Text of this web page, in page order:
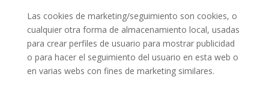
Las cookies de marketing/seguimiento son cookies, o
cualquier otra forma de almacenamiento local, usadas
para crear perfiles de usuario para mostrar publicidad
o para hacer el seguimiento del usuario en esta web o
en varias webs con fines de marketing similares.